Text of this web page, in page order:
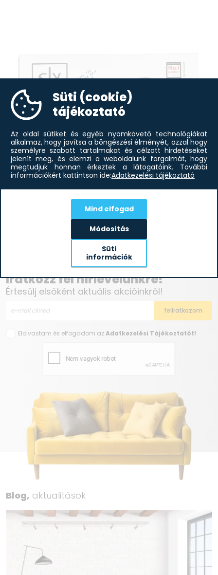
SLX VCC-88B Multi-Cyclone
23 774
Iratkozz fel hírlevelünkre!
Értesülj elsőként aktuális akcióinkról!
Elolvastam és elfogadom azAdatkezelési Tájékoztatót!
Blog, aktualitások
Süti (cookie)
tájékoztató
Az oldal sütiket és egyéb nyomkövető technológiákat
alkalmaz, hogy javítsa a böngészési élményét, azzal hogy
személyre szabott tartalmakat és célzott hirdetéseket
jelenít meg, és elemzi a weboldalunk forgalmát, hogy
megtudjuk honnan érkeztek a látogatóink.
További
információkért kattintson ide:Adatkezelési tájékoztató
Mind elfogad
Módosítás
Süti
információk